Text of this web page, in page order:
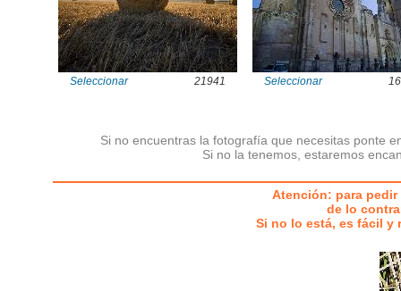
Seleccionar 21941 Seleccionar
Si no encuentras la fotografía que necesitas ponte
Si no la tenemos, estaremos
Atención: para
de lo
Si no lo está, es fácil y